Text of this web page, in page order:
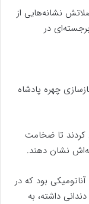
نشانه‌هایی از
در
چهره پادشاه
کردند تا ضخامت
نشان دهند.
بود که در
داشته، به